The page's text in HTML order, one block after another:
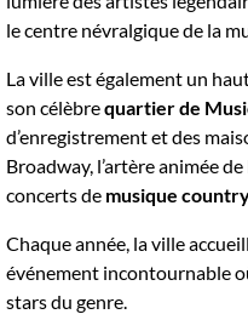
le centre névralgique de la
La ville est également un
son célèbrequartier de
d’enregistrement et des
Broadway, l’artère animée
concerts de musique
Chaque année, la ville
événement incontournable
stars du genre.